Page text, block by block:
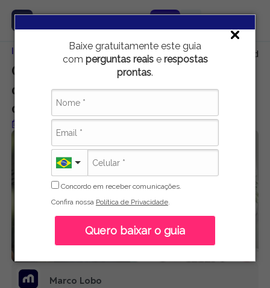
Baixe gratuitamente este guia
com perguntas reaise respostas
prontas.
Concordo em receber comunicações.
Confira nossa Política de Privacidade.
Quero baixar o guia
Início Carreira e Emprego Quais são as principais vantagens e
Quais são as principais vantagens e
desvantagens do trabalho em home
office?
Publicado em 16 de maio de 2021
Marco Lobo